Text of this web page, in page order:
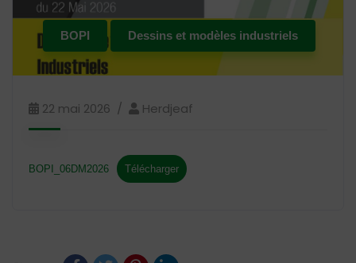
BOPI Dessins et modèles industriels
22 mai 2026 Herdjeaf
BOPI_06DM2026 Télécharger